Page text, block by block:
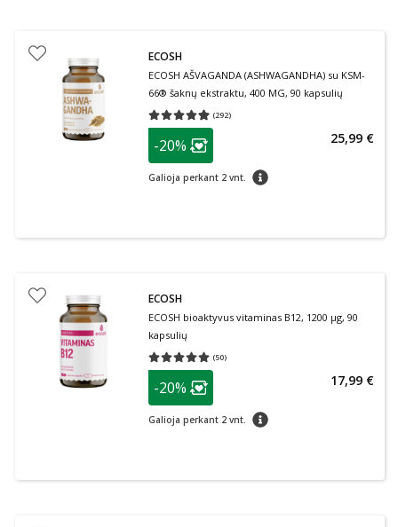
ECOSH
ECOSH AŠVAGANDA (ASHWAGANDHA) su KSM-
66® šaknų ekstraktu, 400 MG, 90 kapsulių
(292)
Vidutinis įvertinimas 4.93
patarimas
Lojalumo klubo narių nuolaida
-20%
Galioja perkant 2 vnt. patarimas
25,99 €
ECOSH
ECOSH bioaktyvus vitaminas B12, 1200 µg, 90
kapsulių
(50)
Vidutinis įvertinimas 5.00
patarimas
Lojalumo klubo narių nuolaida
-20%
Galioja perkant 2 vnt. patarimas
17,99 €